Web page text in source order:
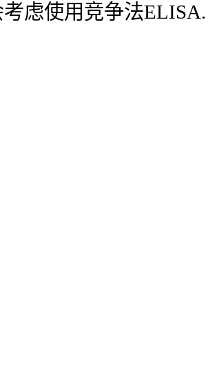
考虑使用竞争法ELISA.